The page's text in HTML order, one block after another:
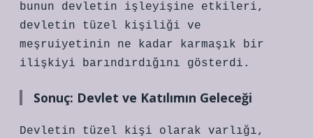
bunun devletin işleyişine etkileri,
devletin tüzel kişiliği ve
meşruiyetinin ne kadar karmaşık bir
ilişkiyi barındırdığını gösterdi.
Sonuç: Devlet ve Katılımın Geleceği
Devletin tüzel kişi olarak varlığı,